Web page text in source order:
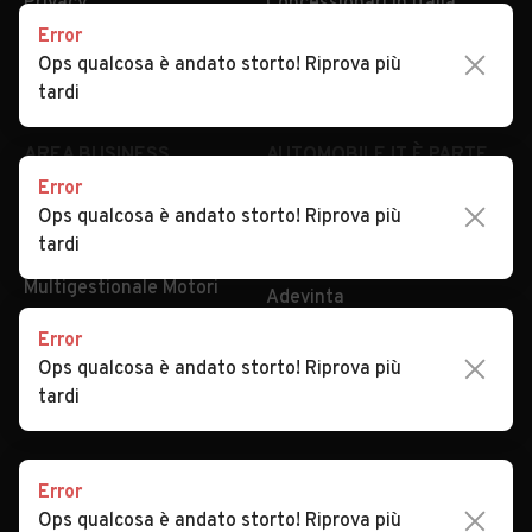
Impostazioni Privacy
Security
Valutazione auto
AREA BUSINESS
Registrazione
concessionario
Multigestionale Motori
AUTOMOBILE.IT È PARTE
subito.it
Adevinta
SEGUICI
Copyright © 2023 Marktplaats B.V. Tutti i diritti riservati.
Marktplaats B.V. - P.IVA 803.603.307.B.01
Error
Ops qualcosa è andato storto! Riprova più
tardi
Error
Ops qualcosa è andato storto! Riprova più
tardi
Error
Ops qualcosa è andato storto! Riprova più
tardi
Error
Ops qualcosa è andato storto! Riprova più